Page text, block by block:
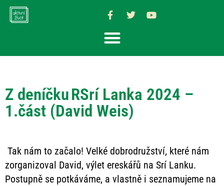
Z deníčku RSrí Lanka 2024 –
1.část (David Weis)
Tak nám to začalo! Velké dobrodružství, které nám
zorganizoval David, výlet ereskářů na Srí Lanku.
Postupně se potkáváme, a vlastně i seznamujeme na